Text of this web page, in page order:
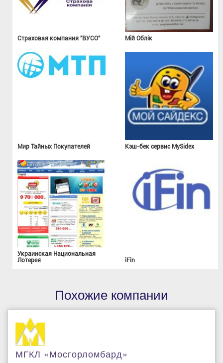
Страховая компания "ВУСО" Мій Облік
Мир Тайных Покупателей Кэш-бек сервис MySidex
Украинская Национальная
Лотерея
iFin
Похожие компании
МГКЛ «Мосгорломбард»